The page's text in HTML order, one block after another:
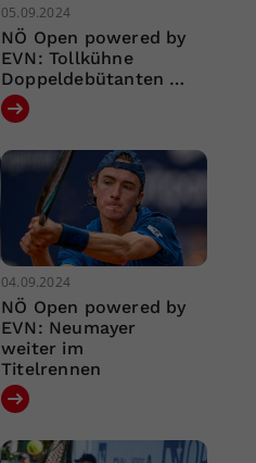
05.09.2024
NÖ Open powered by
EVN: Tollkühne
Doppeldebütanten …
04.09.2024
NÖ Open powered by
EVN: Neumayer
weiter im
Titelrennen